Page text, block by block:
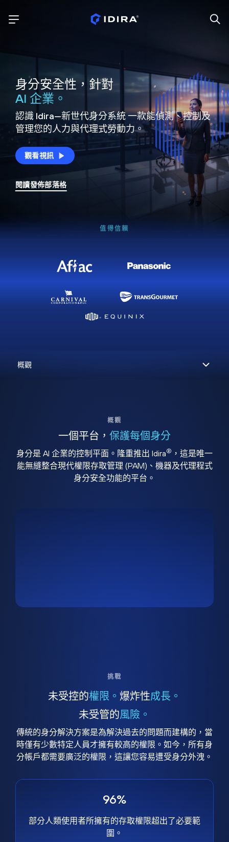
身分安全性，針對
AI 企業。
認識 Idira—新世代身分系統一款能偵測、控制及
管理您的人力與代理式勞動力。
觀看視訊
閱讀發佈部落格
值得信賴
概觀
一個平台， 保護每個身分
身分是 AI 企業的控制平面。隆重推出 Idira® ，這是唯一
能無縫整合現代權限存取管理 (PAM)、機器及代理程式
身分安全功能的平台。
挑戰
未受控的權限。 爆炸性成長。
未受管的風險。
傳統的身分解決方案是為解決過去的問題而建構的，當
時僅有少數特定人員才擁有較高的權限。如今，所有身
分帳戶都需要廣泛的權限，這讓您容易遭受身分外洩。
96%
部分人類使用者所擁有的存取權限超出了必要範
圍。